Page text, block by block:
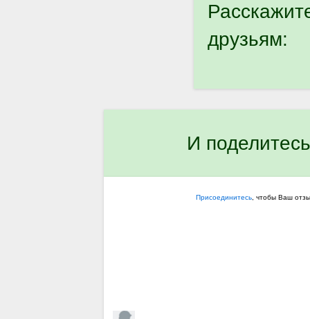
друзьям:
И
Присоединитесь , чтобы Ваш